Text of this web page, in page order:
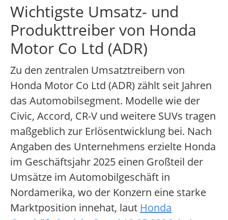
Wichtigste Umsatz- und
Produkttreiber von Honda
Motor Co Ltd (ADR)
Zu den zentralen Umsatztreibern von
Honda Motor Co Ltd (ADR) zählt seit Jahren
das Automobilsegment. Modelle wie der
Civic, Accord, CR-V und weitere SUVs tragen
maßgeblich zur Erlösentwicklung bei. Nach
Angaben des Unternehmens erzielte Honda
im Geschäftsjahr 2025 einen Großteil der
Umsätze im Automobilgeschäft in
Nordamerika, wo der Konzern eine starke
Marktposition innehat, laut Honda